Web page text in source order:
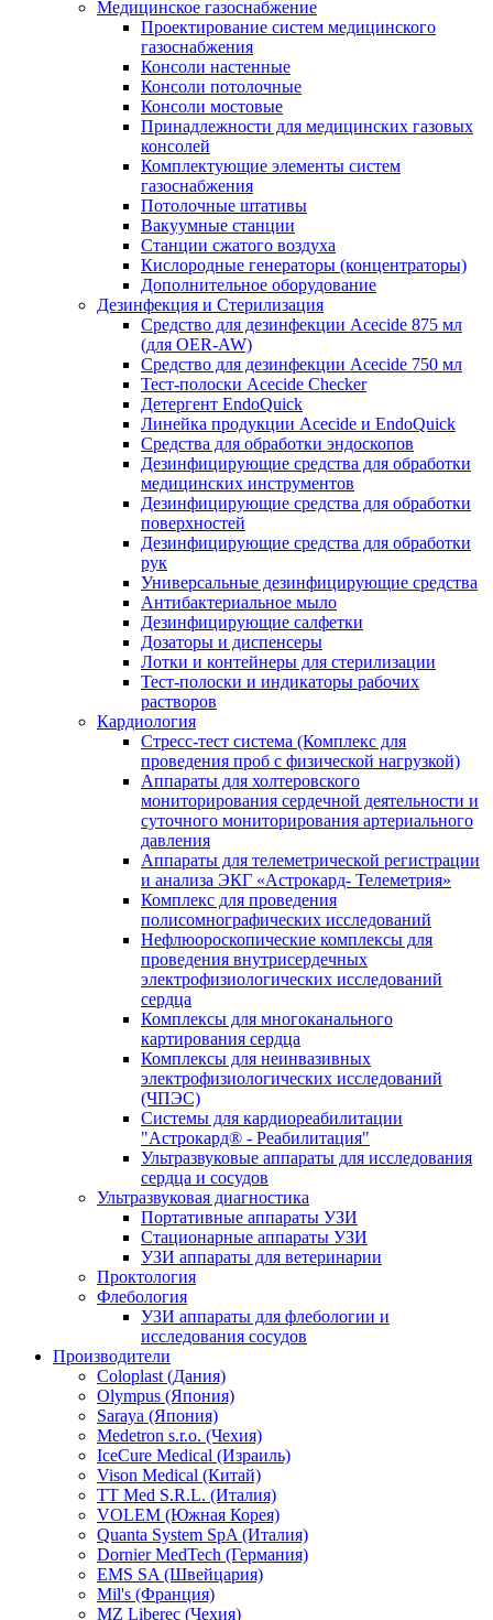
Медицинское газоснабжение
Проектирование систем медицинского
газоснабжения
Консоли настенные
Консоли потолочные
Консоли мостовые
Принадлежности для медицинских газовых
консолей
Комплектующие элементы систем
газоснабжения
Потолочные штативы
Вакуумные станции
Станции сжатого воздуха
Кислородные генераторы (концентраторы)
Дополнительное оборудование
Дезинфекция и Стерилизация
Средство для дезинфекции Acecide 875 мл
(для OER-AW)
Средство для дезинфекции Acecide 750 мл
Тест-полоски Acecide Checker
Детергент EndoQuick
Линейка продукции Acecide и EndoQuick
Средства для обработки эндоскопов
Дезинфицирующие средства для обработки
медицинских инструментов
Дезинфицирующие средства для обработки
поверхностей
Дезинфицирующие средства для обработки
рук
Универсальные дезинфицирующие средства
Антибактериальное мыло
Дезинфицирующие салфетки
Дозаторы и диспенсеры
Лотки и контейнеры для стерилизации
Тест-полоски и индикаторы рабочих
растворов
Кардиология
Стресс-тест система (Комплекс для
проведения проб с физической нагрузкой)
Аппараты для холтеровского
мониторирования сердечной деятельности и
суточного мониторирования артериального
давления
Аппараты для телеметрической регистрации
и анализа ЭКГ «Астрокард- Телеметрия»
Комплекс для проведения
полисомнографических исследований
Нефлюороскопические комплексы для
проведения внутрисердечных
электрофизиологических исследований
сердца
Комплексы для многоканального
картирования сердца
Комплексы для неинвазивных
электрофизиологических исследований
(ЧПЭС)
Системы для кардиореабилитации
"Астрокард® - Реабилитация"
Ультразвуковые аппараты для исследования
сердца и сосудов
Ультразвуковая диагностика
Портативные аппараты УЗИ
Стационарные аппараты УЗИ
УЗИ аппараты для ветеринарии
Проктология
Флебология
УЗИ аппараты для флебологии и
исследования сосудов
Производители
Coloplast (Дания)
Olympus (Япония)
Saraya (Япония)
Medetron s.r.o. (Чехия)
IceCure Medical (Израиль)
Vison Medical (Китай)
TT Med S.R.L. (Италия)
VOLEM (Южная Корея)
Quanta System SpA (Италия)
Dornier MedTech (Германия)
EMS SA (Швейцария)
Mil's (Франция)
MZ Liberec (Чехия)